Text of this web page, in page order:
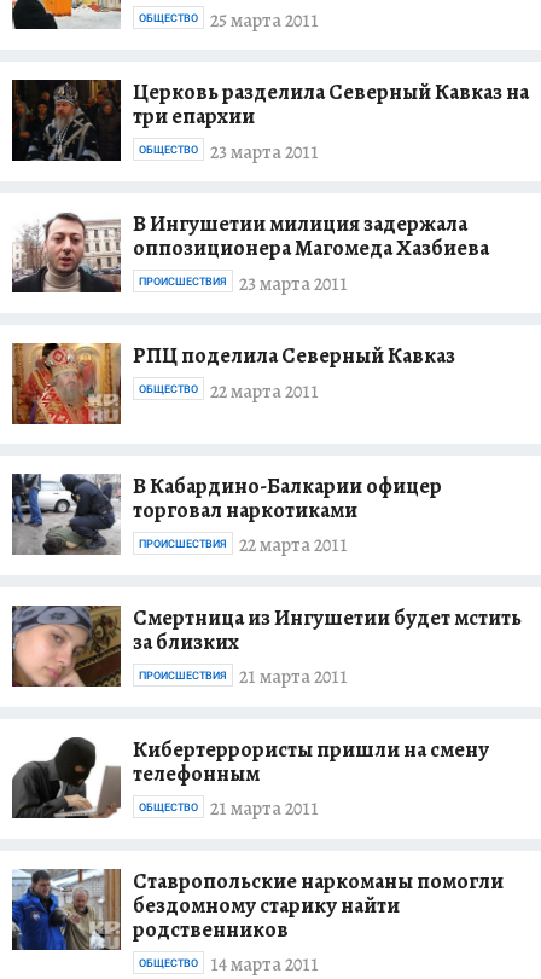
25 марта 2011
ОБЩЕСТВО
Церковь разделила Северный Кавказ на
три епархии
23 марта 2011
ОБЩЕСТВО
В Ингушетии милиция задержала
оппозиционера Магомеда Хазбиева
23 марта 2011
ПРОИСШЕСТВИЯ
РПЦ поделила Северный Кавказ
22 марта 2011
ОБЩЕСТВО
В Кабардино-Балкарии офицер
торговал наркотиками
22 марта 2011
ПРОИСШЕСТВИЯ
Смертница из Ингушетии будет мстить
за близких
21 марта 2011
ПРОИСШЕСТВИЯ
Кибертеррористы пришли на смену
телефонным
21 марта 2011
ОБЩЕСТВО
Ставропольские наркоманы помогли
бездомному старику найти
родственников
14 марта 2011
ОБЩЕСТВО